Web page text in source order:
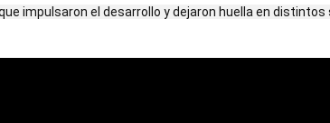
impulsaron el desarrollo y dejaron huella en